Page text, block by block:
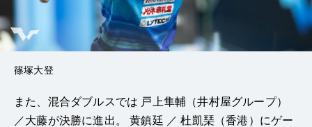
篠塚大登
また、混合ダブルスでは 戸上隼輔 （井村屋グループ）
／大藤が決勝に進出。黄鎮廷 ／杜凱琹（香港） にゲー